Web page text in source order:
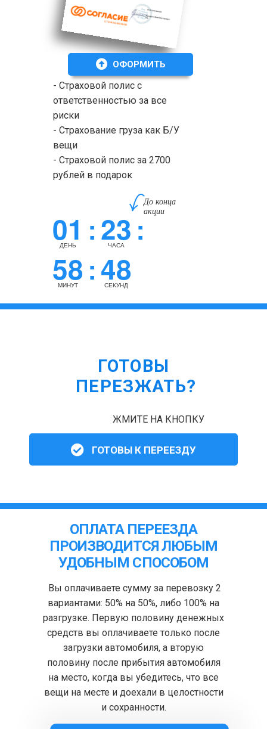
- Страховой полис с
ответственностью за все
риски
- Страхование груза как Б/У
вещи
- Страховой полис за 2700
рублей в подарок
ОФОРМИТЬ
До конца
акции
01:
ДЕНЬ 23:
ЧАСА
58:
МИНУТ 47
СЕКУНД
ГОТОВЫ
ПЕРЕЗЖАТЬ?
ЖМИТЕ НА КНОПКУ
ГОТОВЫ К ПЕРЕЕЗДУ
ОПЛАТА ПЕРЕЕЗДА
ПРОИЗВОДИТСЯ ЛЮБЫМ
УДОБНЫМ СПОСОБОМ
Вы оплачиваете сумму за перевозку 2
вариантами: 50% на 50%, либо 100% на
разгрузке. Первую половину денежных
средств вы оплачиваете только после
загрузки автомобиля, а вторую
половину после прибытия автомобиля
на место, когда вы убедитесь, что все
вещи на месте и доехали в целостности
и сохранности.